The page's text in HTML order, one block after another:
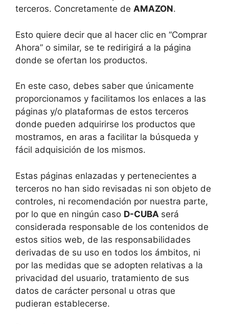
terceros. Concretamente de AMAZON.
Esto quiere decir que al hacer clic en “Comprar
Ahora” o similar, se te redirigirá a la página
donde se ofertan los productos.
En este caso, debes saber que únicamente
proporcionamos y facilitamos los enlaces a las
páginas y/o plataformas de estos terceros
donde pueden adquirirse los productos que
mostramos, en aras a facilitar la búsqueda y
fácil adquisición de los mismos.
Estas páginas enlazadas y pertenecientes a
terceros no han sido revisadas ni son objeto de
controles, ni recomendación por nuestra parte,
por lo que en ningún caso D-CUBA será
considerada responsable de los contenidos de
estos sitios web, de las responsabilidades
derivadas de su uso en todos los ámbitos, ni
por las medidas que se adopten relativas a la
privacidad del usuario, tratamiento de sus
datos de carácter personal u otras que
pudieran establecerse.